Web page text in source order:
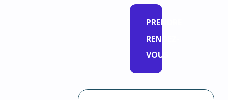
PRENDRE
RENDEZ-
VOUS